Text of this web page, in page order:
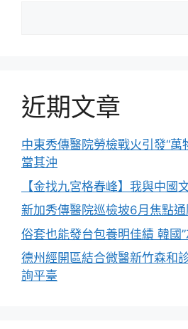
近期文章
中東秀傳醫院勞檢戰火引發“萬
當其沖
【金找九宮格春峰】我與中國
新加秀傳醫院巡檢坡6月焦點
俗套也能發台包養明佳績 韓國”
德州經開區結合微醫新竹森和
詢平臺